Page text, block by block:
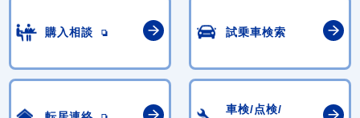
購入相談 試乗車検索
車検/点検/